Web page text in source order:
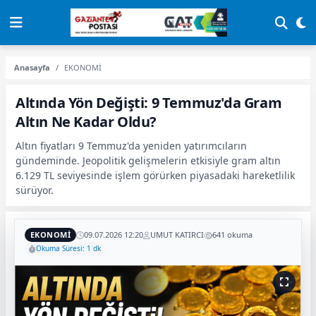
Anasayfa EKONOMİ
Altında Yön Değişti: 9 Temmuz'da Gram
Altın Ne Kadar Oldu?
Altın fiyatları 9 Temmuz'da yeniden yatırımcıların
gündeminde. Jeopolitik gelişmelerin etkisiyle gram altın
6.129 TL seviyesinde işlem görürken piyasadaki hareketlilik
sürüyor.
EKONOMİ 09.07.2026 12:20 UMUT KATIRCI 641 okuma
Okuma Süresi: 1 dk